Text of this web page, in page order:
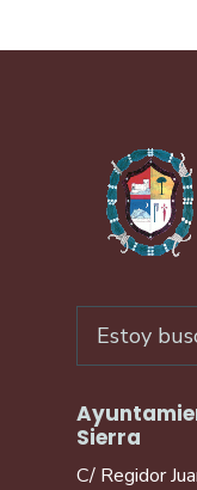
Sierra
C/ Regidor